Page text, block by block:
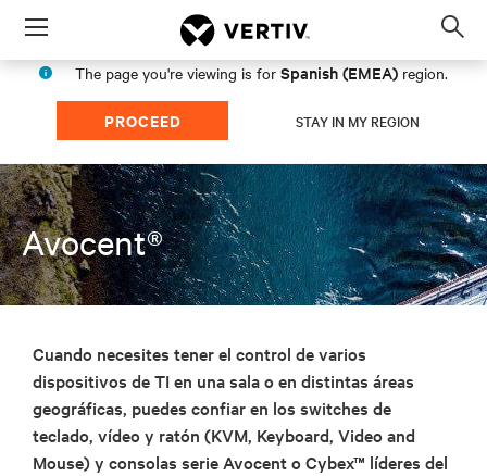
Menu
The page you're viewing is for Spanish (EMEA) region.
PROCEED STAY IN MY REGION
Avocent®
Cuando necesites tener el control de varios
dispositivos de TI en una sala o en distintas áreas
geográficas, puedes confiar en los switches de
teclado, vídeo y ratón (KVM, Keyboard, Video and
Mouse) y consolas serie Avocent o Cybex™ líderes del